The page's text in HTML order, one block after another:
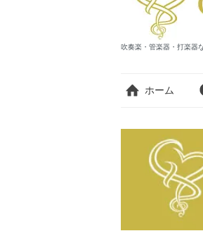
吹奏楽・管楽器・打楽器
ホーム